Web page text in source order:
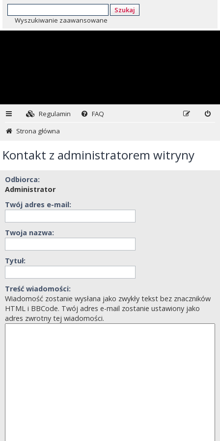
Szukaj
Wyszukiwanie zaawansowane
Regulamin
FAQ
Strona główna
Kontakt z administratorem witryny
Odbiorca:
Administrator
Twój adres e-mail:
Twoja nazwa:
Tytuł:
Treść wiadomości:
Wiadomość zostanie wysłana jako zwykły tekst bez znaczników
HTML i BBCode. Twój adres e-mail zostanie ustawiony jako
adres zwrotny tej wiadomości.